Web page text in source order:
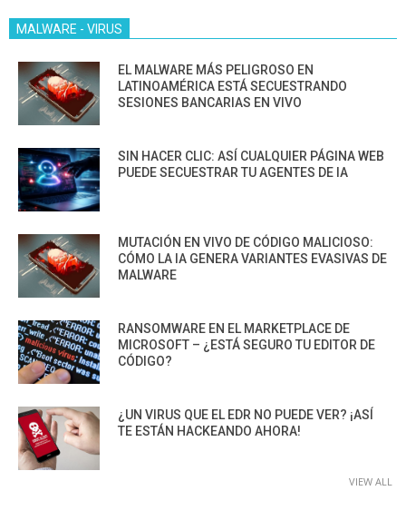
MALWARE - VIRUS
EL MALWARE MÁS PELIGROSO EN
LATINOAMÉRICA ESTÁ SECUESTRANDO
SESIONES BANCARIAS EN VIVO
SIN HACER CLIC: ASÍ CUALQUIER PÁGINA WEB
PUEDE SECUESTRAR TU AGENTES DE IA
MUTACIÓN EN VIVO DE CÓDIGO MALICIOSO:
CÓMO LA IA GENERA VARIANTES EVASIVAS DE
MALWARE
RANSOMWARE EN EL MARKETPLACE DE
MICROSOFT – ¿ESTÁ SEGURO TU EDITOR DE
CÓDIGO?
¿UN VIRUS QUE EL EDR NO PUEDE VER? ¡ASÍ
TE ESTÁN HACKEANDO AHORA!
VIEW ALL